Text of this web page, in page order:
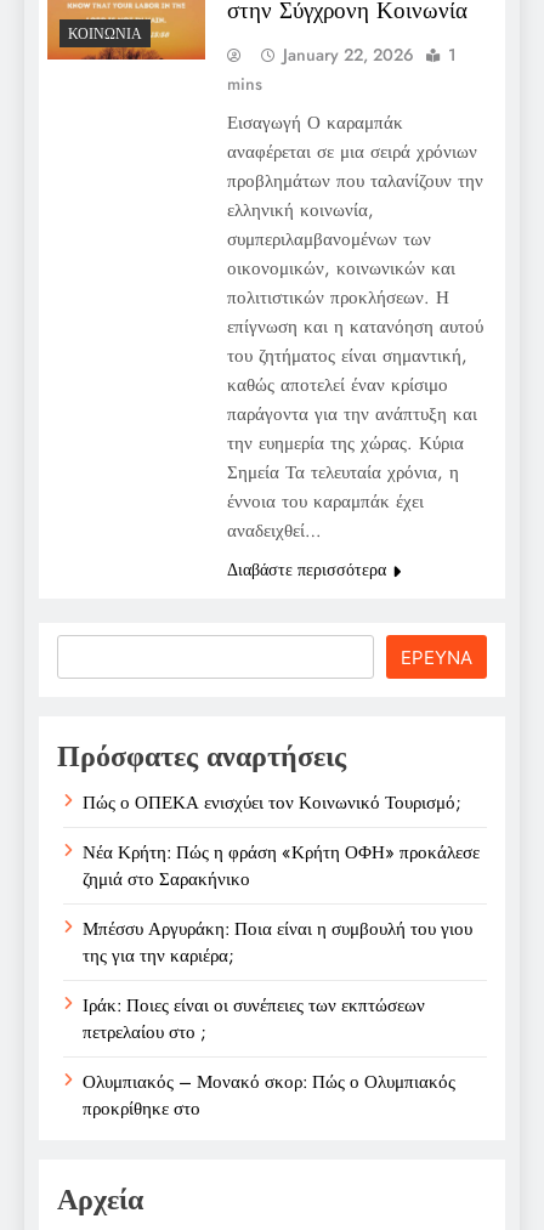
ΚΟΙΝΩΝΊΑ
στην Σύγχρονη Κοινωνία
January 22, 2026
1
mins
Εισαγωγή Ο καραμπάκ
αναφέρεται σε μια σειρά χρόνιων
προβλημάτων που ταλανίζουν την
ελληνική κοινωνία,
συμπεριλαμβανομένων των
οικονομικών, κοινωνικών και
πολιτιστικών προκλήσεων. Η
επίγνωση και η κατανόηση αυτού
του ζητήματος είναι σημαντική,
καθώς αποτελεί έναν κρίσιμο
παράγοντα για την ανάπτυξη και
την ευημερία της χώρας. Κύρια
Σημεία Τα τελευταία χρόνια, η
έννοια του καραμπάκ έχει
αναδειχθεί…
Διαβάστε περισσότερα
ΕΡΕΥΝΑ
Πρόσφατες αναρτήσεις
Πώς ο ΟΠΕΚΑ ενισχύει τον Κοινωνικό Τουρισμό;
Νέα Κρήτη: Πώς η φράση «Κρήτη ΟΦΗ» προκάλεσε
ζημιά στο Σαρακήνικο
Μπέσσυ Αργυράκη: Ποια είναι η συμβουλή του γιου
της για την καριέρα;
Ιράκ: Ποιες είναι οι συνέπειες των εκπτώσεων
πετρελαίου στο ;
Ολυμπιακός – Μονακό σκορ: Πώς ο Ολυμπιακός
προκρίθηκε στο
Αρχεία